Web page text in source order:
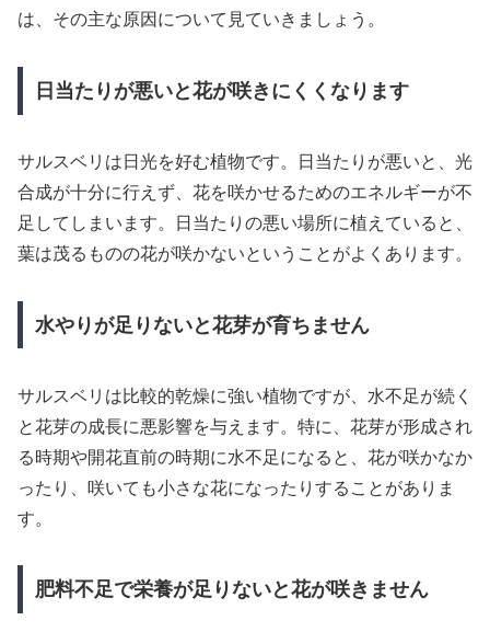
は、その主な原因について見ていきましょう。
日当たりが悪いと花が咲きにくくなります
サルスベリは日光を好む植物です。日当たりが悪いと、光
合成が十分に行えず、花を咲かせるためのエネルギーが不
足してしまいます。日当たりの悪い場所に植えていると、
葉は茂るものの花が咲かないということがよくあります。
水やりが足りないと花芽が育ちません
サルスベリは比較的乾燥に強い植物ですが、水不足が続く
と花芽の成長に悪影響を与えます。特に、花芽が形成され
る時期や開花直前の時期に水不足になると、花が咲かなか
ったり、咲いても小さな花になったりすることがありま
す。
肥料不足で栄養が足りないと花が咲きません